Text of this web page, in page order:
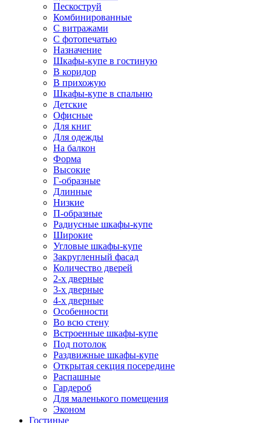
Пескоструй
Комбинированные
С витражами
С фотопечатью
Назначение
Шкафы-купе в гостиную
В коридор
В прихожую
Шкафы-купе в спальню
Детские
Офисные
Для книг
Для одежды
На балкон
Форма
Высокие
Г-образные
Длинные
Низкие
П-образные
Радиусные шкафы-купе
Широкие
Угловые шкафы-купе
Закругленный фасад
Количество дверей
2-х дверные
3-х дверные
4-х дверные
Особенности
Во всю стену
Встроенные шкафы-купе
Под потолок
Раздвижные шкафы-купе
Открытая секция посередине
Распашные
Гардероб
Для маленького помещения
Эконом
Гостиные